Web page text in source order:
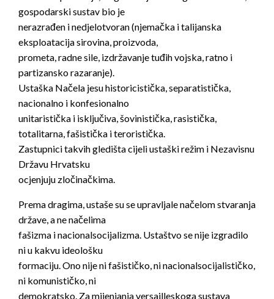
gospodarski sustav bio je
nerazrađen i nedjelotvoran (njemačka i talijanska
eksploatacija sirovina, proizvoda,
prometa, radne sile, izdržavanje tuđih vojska, ratno i
partizansko razaranje).
Ustaška Načela jesu historicistička, separatistička,
nacionalno i konfesionalno
unitaristička i isključiva, šovinistička, rasistička,
totalitarna, fašistička i teroristička.
Zastupnici takvih gledišta cijeli ustaški režim i Nezavisnu
Državu Hrvatsku
ocjenjuju zločinačkima.
Prema dragima, ustaše su se upravljale načelom stvaranja
države, a ne načelima
fašizma i nacionalsocijalizma. Ustaštvo se nije izgradilo
ni u kakvu ideološku
formaciju. Ono nije ni fašističko, ni nacionalsocijalističko,
ni komunističko, ni
demokratsko. Za mijenjanja versailleskoga sustava